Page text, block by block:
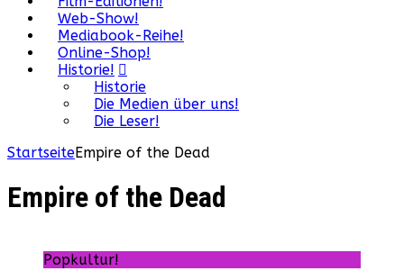
Web-Show!
Mediabook-Reihe!
Online-Shop!
Historie!
Historie
Die Medien über uns!
Die Leser!
StartseiteEmpire of the Dead
Empire of the Dead
Popkultur!